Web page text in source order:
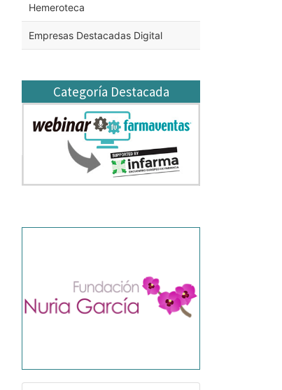
Hemeroteca
Empresas Destacadas Digital
Categoría Destacada